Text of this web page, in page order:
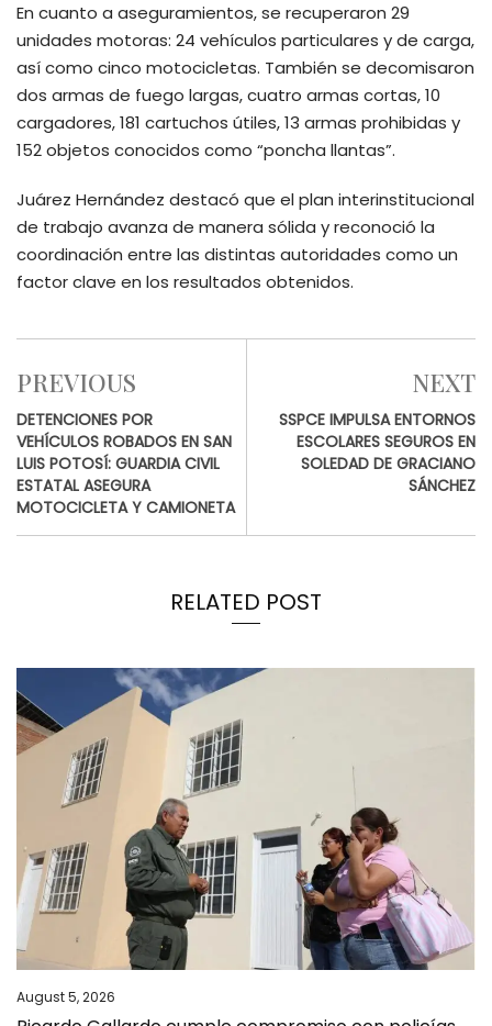
En cuanto a aseguramientos, se recuperaron 29
unidades motoras: 24 vehículos particulares y de carga,
así como cinco motocicletas. También se decomisaron
dos armas de fuego largas, cuatro armas cortas, 10
cargadores, 181 cartuchos útiles, 13 armas prohibidas y
152 objetos conocidos como “poncha llantas”.
Juárez Hernández destacó que el plan interinstitucional
de trabajo avanza de manera sólida y reconoció la
coordinación entre las distintas autoridades como un
factor clave en los resultados obtenidos.
PREVIOUS
DETENCIONES POR
VEHÍCULOS ROBADOS EN SAN
LUIS POTOSÍ: GUARDIA CIVIL
ESTATAL ASEGURA
MOTOCICLETA Y CAMIONETA
NEXT
SSPCE IMPULSA ENTORNOS
ESCOLARES SEGUROS EN
SOLEDAD DE GRACIANO
SÁNCHEZ
RELATED POST
August 5, 2026